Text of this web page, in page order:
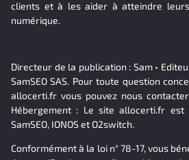
clients et à les aider à atteindre
numérique.
Directeur de la publication : Sam •
SamSEO SAS. Pour toute question
allocerti.fr vous pouvez nous
Hébergement : Le site allocerti.fr
SamSEO, IONOS et O2switch.
Conformément à la loi n° 78-17, vous